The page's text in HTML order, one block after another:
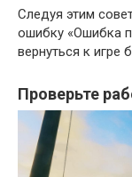
Следуя этим
ошибку «Ошибка
вернуться к игре
Проверьте